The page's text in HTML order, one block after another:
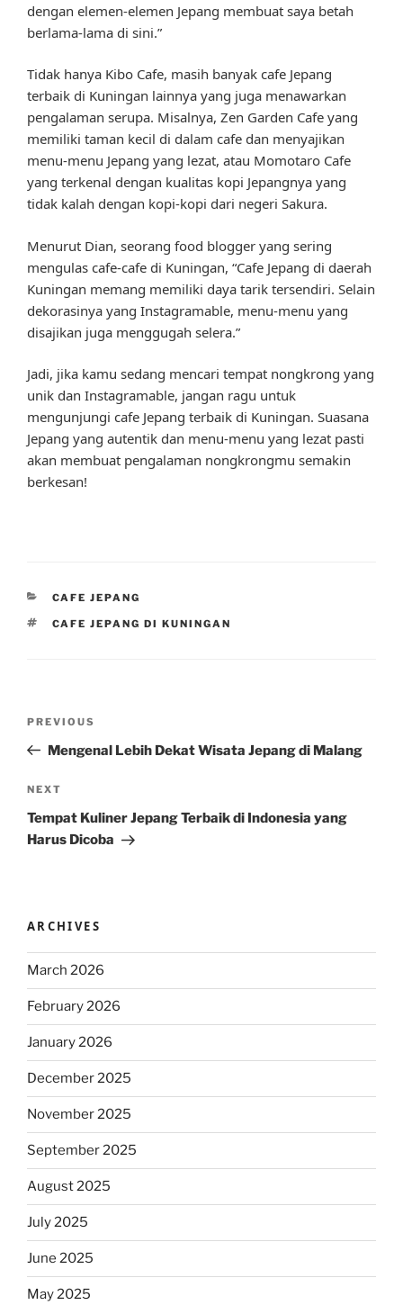
dengan elemen-elemen Jepang membuat saya betah
berlama-lama di sini.”
Tidak hanya Kibo Cafe, masih banyak cafe Jepang
terbaik di Kuningan lainnya yang juga menawarkan
pengalaman serupa. Misalnya, Zen Garden Cafe yang
memiliki taman kecil di dalam cafe dan menyajikan
menu-menu Jepang yang lezat, atau Momotaro Cafe
yang terkenal dengan kualitas kopi Jepangnya yang
tidak kalah dengan kopi-kopi dari negeri Sakura.
Menurut Dian, seorang food blogger yang sering
mengulas cafe-cafe di Kuningan, “Cafe Jepang di daerah
Kuningan memang memiliki daya tarik tersendiri. Selain
dekorasinya yang Instagramable, menu-menu yang
disajikan juga menggugah selera.”
Jadi, jika kamu sedang mencari tempat nongkrong yang
unik dan Instagramable, jangan ragu untuk
mengunjungi cafe Jepang terbaik di Kuningan. Suasana
Jepang yang autentik dan menu-menu yang lezat pasti
akan membuat pengalaman nongkrongmu semakin
berkesan!
CATEGORIES
CAFE JEPANG
TAGS
CAFE JEPANG DI KUNINGAN
Previous
Post
PREVIOUS
Mengenal Lebih Dekat Wisata Jepang di Malang
Next
Post
NEXT
Tempat Kuliner Jepang Terbaik di Indonesia yang
Harus Dicoba
ARCHIVES
March 2026
February 2026
January 2026
December 2025
November 2025
September 2025
August 2025
July 2025
June 2025
May 2025